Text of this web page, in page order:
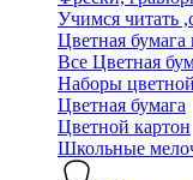
Учимся читать
Цветная бумага
Все Цветная
Наборы
Цветная бумага
Цветной картон
Школьные